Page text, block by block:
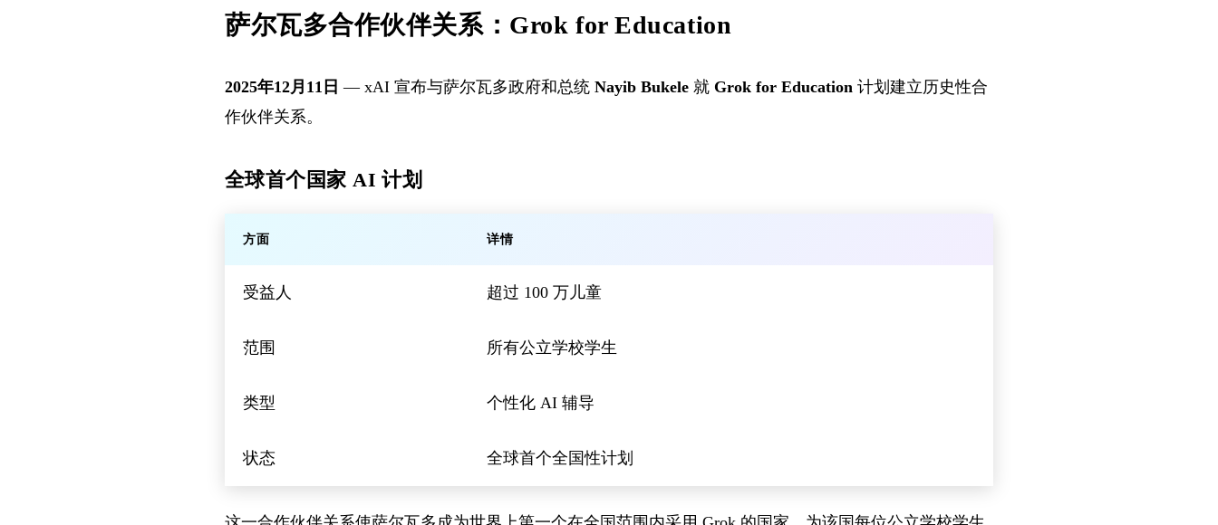
萨尔瓦多合作伙伴关系：Grok for Education
2025年12月11日 — xAI 宣布与萨尔瓦多政府和总统 Nayib Bukele 就 Grok for Education 计划建立历史性合
作伙伴关系。
全球首个国家 AI 计划
方面 详情
受益人 超过 100 万儿童
范围 所有公立学校学生
类型 个性化 AI 辅导
状态 全球首个全国性计划